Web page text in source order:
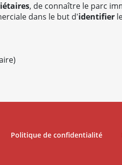
, de connaître le parc
dans le but d'identifier
Politique de confidentialité